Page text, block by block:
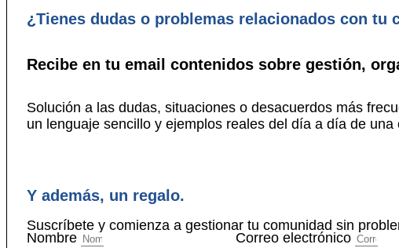
¿Tienes dudas o problemas relacionados con
Recibe en tu email contenidos sobre gestión,
Solución a las dudas, situaciones o desacuerdos más
un lenguaje sencillo y ejemplos reales del día a día de una
Y además, un regalo.
Suscríbete y comienza a gestionar tu comunidad sin
Nombre
Correo electrónico